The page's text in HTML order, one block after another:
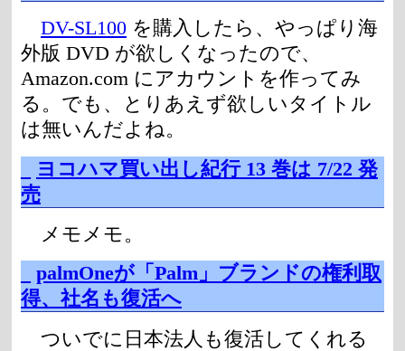
DV-SL100 を購入したら、やっぱり海
外版 DVD が欲しくなったので、
Amazon.com にアカウントを作ってみ
る。でも、とりあえず欲しいタイトル
は無いんだよね。
ヨコハマ買い出し紀行 13 巻は 7/22 発
売
メモメモ。
palmOneが「Palm」ブランドの権利取
得、社名も復活へ
ついでに日本法人も復活してくれる